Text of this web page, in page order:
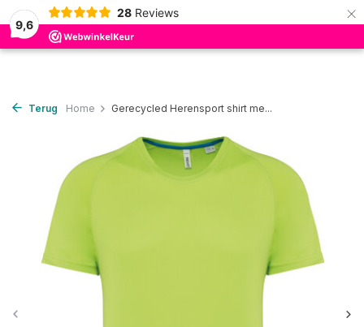
9,6
28 Reviews ×
0
Terug Home Gerecycled Herensport shirt me...